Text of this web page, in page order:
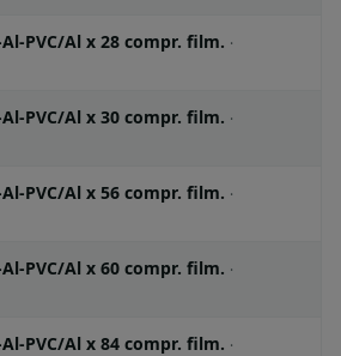
PVC/Al x 28 compr. film. ·
PVC/Al x 30 compr. film. ·
PVC/Al x 56 compr. film. ·
PVC/Al x 60 compr. film. ·
PVC/Al x 84 compr. film. ·